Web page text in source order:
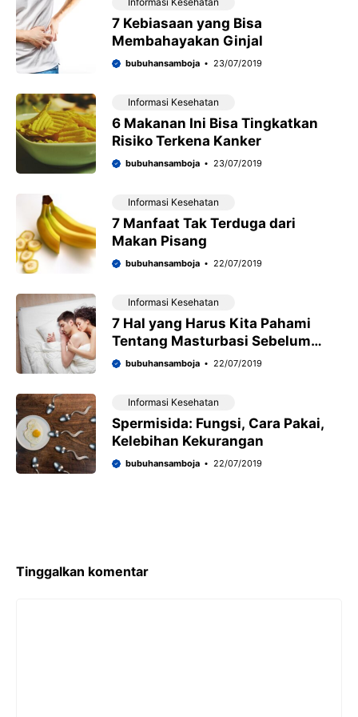
7 Kebiasaan yang Bisa
Membahayakan Ginjal
bubuhansamboja 23/07/2019
Informasi Kesehatan
6 Makanan Ini Bisa Tingkatkan
Risiko Terkena Kanker
bubuhansamboja 23/07/2019
Informasi Kesehatan
7 Manfaat Tak Terduga dari
Makan Pisang
bubuhansamboja 22/07/2019
Informasi Kesehatan
7 Hal yang Harus Kita Pahami
Tentang Masturbasi Sebelum
Seks
bubuhansamboja 22/07/2019
Informasi Kesehatan
Spermisida: Fungsi, Cara Pakai,
Kelebihan Kekurangan
bubuhansamboja 22/07/2019
Tinggalkan komentar